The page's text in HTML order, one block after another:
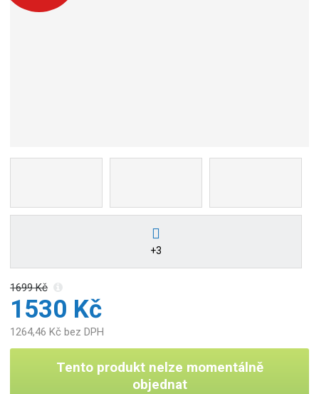
+3
1699 Kč
1530 Kč
1264,46 Kč bez DPH
Tento produkt nelze momentálně
objednat